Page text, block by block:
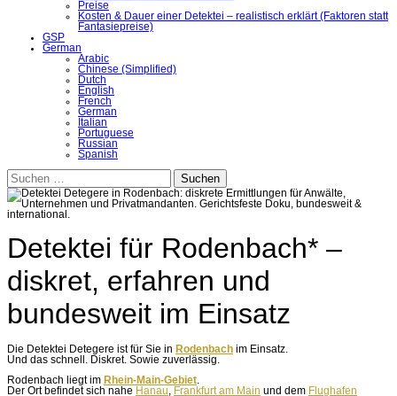
Preise
Kosten & Dauer einer Detektei – realistisch erklärt (Faktoren statt
Fantasiepreise)
GSP
German
Arabic
Chinese (Simplified)
Dutch
English
French
German
Italian
Portuguese
Russian
Spanish
Suchen
nach:
Detektei für Rodenbach* –
diskret, erfahren und
bundesweit im Einsatz
Die Detektei Detegere ist für Sie in Rodenbach im Einsatz.
Und das schnell. Diskret. Sowie zuverlässig.
Rodenbach liegt im Rhein-Main-Gebiet
Der Ort befindet sich nahe Hanau Frankfurt am Main und dem Flughafen